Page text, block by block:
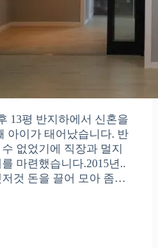
13평 반지하에서 신혼을
아이가 태어났습니다. 반
없었기에 직장과 멀지
마련했습니다.2015년..
것 돈을 끌어 모아 좀…